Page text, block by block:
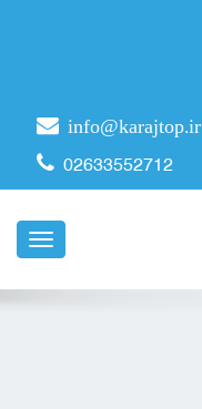
info@karajtop.ir
02633552712
ناوبری